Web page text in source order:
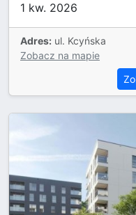
1 kw. 2026
Adres: ul. Kcyńska
Zobacz na mapie